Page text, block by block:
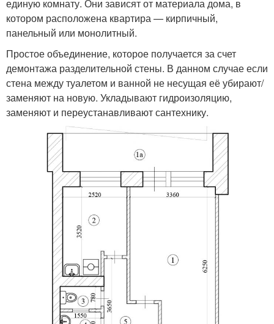
единую комнату. Они зависят от материала дома, в
котором расположена квартира — кирпичный,
панельный или монолитный.
Простое объединение, которое получается за счет
демонтажа разделительной стены. В данном случае если
стена между туалетом и ванной не несущая её убирают/
заменяют на новую. Укладывают гидроизоляцию,
заменяют и переустанавливают сантехнику.